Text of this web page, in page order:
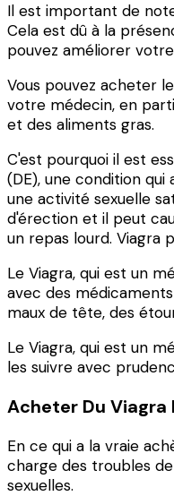
Il est important de
Cela est dû à la
pouvez améliorer
Vous pouvez acheter
votre médecin, en
et des aliments gras.
C'est pourquoi il est
(DE), une condition
une activité sexuelle
d'érection et il peut
un repas lourd.
Le Viagra, qui est un
avec des
maux de tête, des
Le Viagra, qui est un
les suivre avec
Acheter Du Viagra
En ce qui a la vraie
charge des troubles
sexuelles.